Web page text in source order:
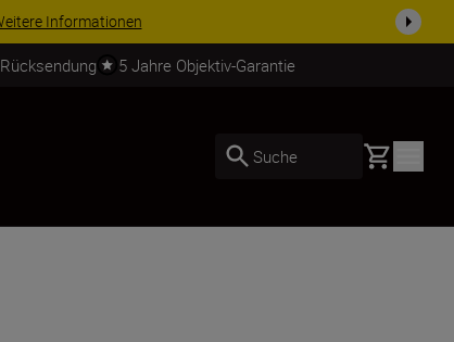
Informationen
5 Jahre Objektiv-Garantie
Suche Basket